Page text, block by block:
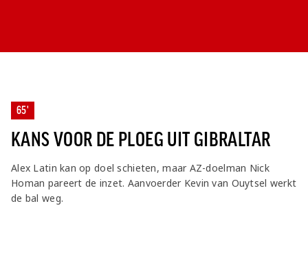
65'
KANS VOOR DE PLOEG UIT GIBRALTAR
Alex Latin kan op doel schieten, maar AZ-doelman Nick
Homan pareert de inzet. Aanvoerder Kevin van Ouytsel werkt
de bal weg.